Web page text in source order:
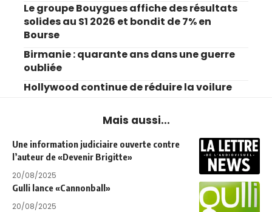
Le groupe Bouygues affiche des résultats
solides au S1 2026 et bondit de 7% en
Bourse
Birmanie : quarante ans dans une guerre
oubliée
Hollywood continue de réduire la voilure
Mais aussi...
Une information judiciaire ouverte contre
l’auteur de «Devenir Brigitte»
20/08/2025
Gulli lance «Cannonball»
20/08/2025